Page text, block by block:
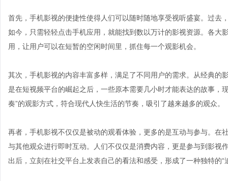
首先，手机影视的便捷性使得人们可以随时随地享受视听盛宴。过去
如今，只需轻轻点击手机应用，就能找到数以万计的影视资源。各大
用，让用户可以在短暂的空闲时间里，抓住每一个观影机会。
其次，手机影视的内容丰富多样，满足了不同用户的需求。从经典的
是在短视频平台的崛起之后，一些原本需要几小时才能表达的故事，
奏”的观影方式，符合现代人快生活的节奏，吸引了越来越多的观众。
再者，手机影视不仅仅是被动的观看体验，更多的是互动与参与。在
与其他观众进行即时互动。人们不仅仅是消费内容，更是参与到影视
出后，立刻在社交平台上发表自己的看法和感受，形成了一种独特的“